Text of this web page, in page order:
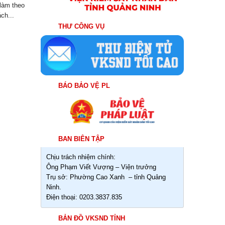
theo
THƯ CÔNG VỤ
BÁO BẢO VỆ PL
BAN BIÊN TẬP
Chịu trách nhiệm chính:
Ông Phạm Viết Vượng – Viện trưởng
Trụ sở: Phường Cao Xanh – tỉnh Quảng
Ninh.
Điện thoại: 0203.3837.835
BẢN ĐỒ VKSND TỈNH